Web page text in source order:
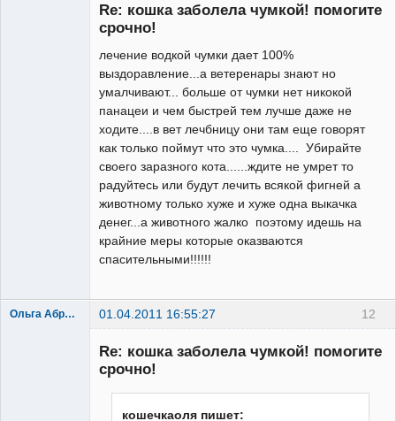
Re: кошка заболела чумкой! помогите
срочно!
лечение водкой чумки дает 100%
выздоравление...а ветеренары знают но
умалчивают... больше от чумки нет никокой
панацеи и чем быстрей тем лучше даже не
ходите....в вет лечбницу они там еще говорят
как только поймут что это чумка.... Убирайте
своего заразного кота......ждите не умрет то
радуйтесь или будут лечить всякой фигней а
животному только хуже и хуже одна выкачка
денег...а животного жалко поэтому идешь на
крайние меры которые оказваются
спасительными!!!!!!
12
Ольга Абрамова 01.04.2011 16:55:27
Re: кошка заболела чумкой! помогите
срочно!
кошечкаоля пишет: